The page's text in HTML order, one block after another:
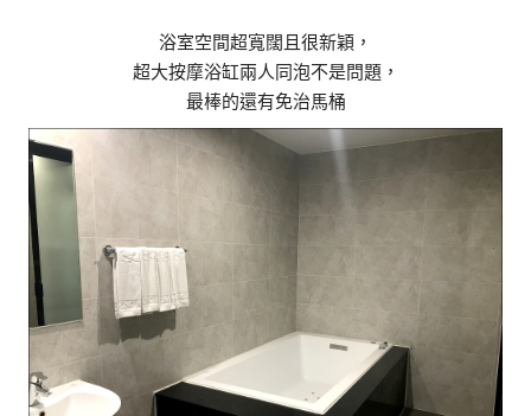
浴室空間超寬闊且很新穎，
超大按摩浴缸兩人同泡不是問題，
最棒的還有免治馬桶